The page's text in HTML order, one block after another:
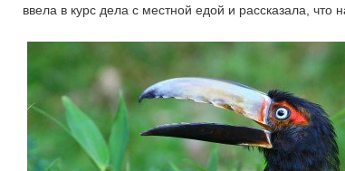
ввела в курс дела с местной едой и рассказала, что